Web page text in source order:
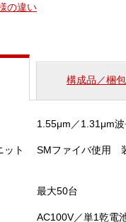
の違い
構成品／梱
1.55μm／1.31μm
ット
SMファイバ使用
最大50台
AC100V／単1乾電